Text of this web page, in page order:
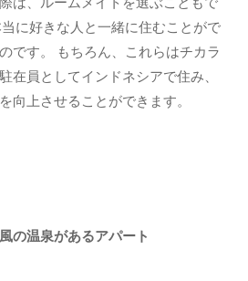
に好きな人と一緒に住むことがで
です。 もちろん、これらはチカラ
在員としてインドネシアで住み、
向上させることができます。
の温泉があるアパート